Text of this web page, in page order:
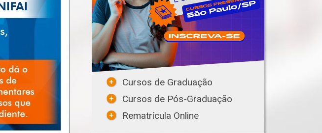
Cursos de Graduação
Cursos de Pós-Graduação
Rematrícula Online